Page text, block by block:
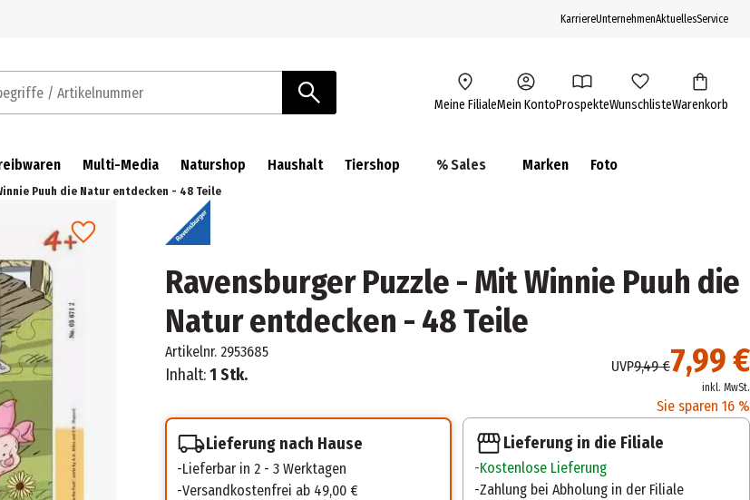
KarriereUnternehmenAktuellesService
/ Artikelnummer Meine FilialeMein KontoProspekteWunschlisteWarenkorb
Multi-Media Naturshop Haushalt Tiershop % Sales Marken Foto
Puuh die Natur entdecken - 48 Teile
Ravensburger Puzzle - Mit Winnie Puuh die
Natur entdecken - 48 Teile
Artikelnr. 2953685
Inhalt:1 Stk. 7,99 €
UVP9,49 €
inkl. MwSt.
Sie sparen 16 %
Lieferung nach Hause
Lieferbar in 2 - 3 Werktagen
Versandkostenfrei ab 49,00 €
Lieferung in die Filiale
Kostenlose Lieferung
Zahlung bei Abholung in der Filiale